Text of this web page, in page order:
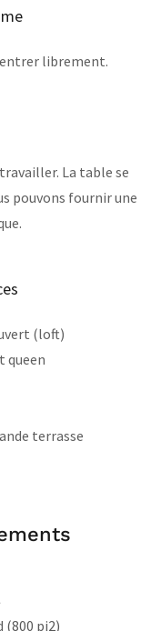
entrer librement.
La table se
pouvons fournir une
(loft)
queen
terrasse
(800 pi2)